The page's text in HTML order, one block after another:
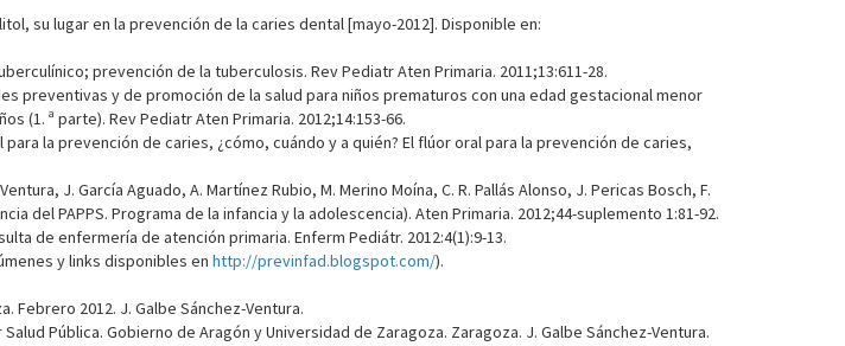
su lugar en la prevención de la caries dental [mayo-2012]. Disponible en:
prevención de la tuberculosis. Rev Pediatr Aten Primaria. 2011;13:611-28.
preventivas y de promoción de la salud para niños prematuros con una edad gestacional menor
(1. ª parte). Rev Pediatr Aten Primaria. 2012;14:153-66.
la prevención de caries, ¿cómo, cuándo y a quién? El flúor oral para la prevención de caries,
J. García Aguado, A. Martínez Rubio, M. Merino Moína, C. R. Pallás Alonso, J. Pericas Bosch, F.
del PAPPS. Programa de la infancia y la adolescencia). Aten Primaria. 2012;44-suplemento 1:81-92.
de enfermería de atención primaria. Enferm Pediátr. 2012:4(1):9-13.
y links disponibles en http://previnfad.blogspot.com/).
Febrero 2012. J. Galbe Sánchez-Ventura.
Pública. Gobierno de Aragón y Universidad de Zaragoza. Zaragoza. J. Galbe Sánchez-Ventura.